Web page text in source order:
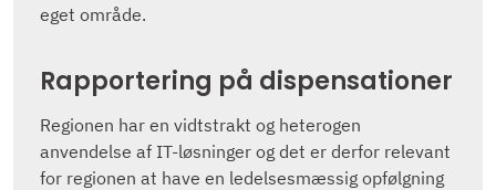
eget område.
Rapportering på dispensationer
Regionen har en vidtstrakt og heterogen
anvendelse af IT-løsninger og det er derfor relevant
for regionen at have en ledelsesmæssig opfølgning